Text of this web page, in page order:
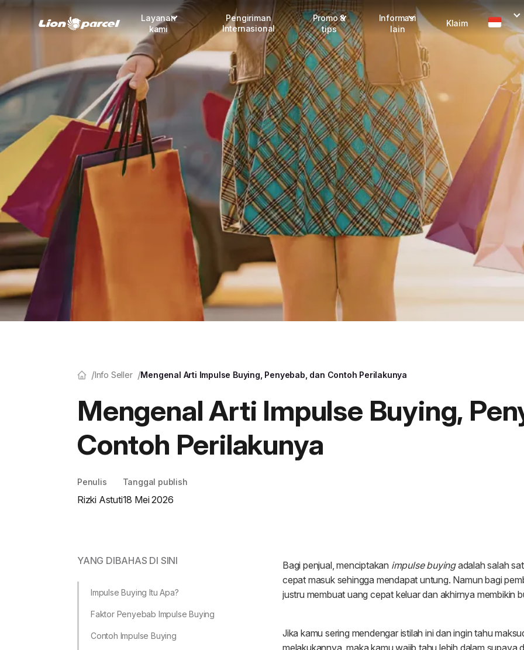
Layanan
kami
Pengiriman
COD
Fulfillment
Korporasi
Daftar jadi Mitra
Lacak pendaftaran Mitra
Pengiriman
Internasional
Promo &
tips
Promo terbaru
Info seller
Info mitra
Informasi
lain
Dangerous Goods
Karantina
FAQ
Tentang kami
Karir
Klaim
Info Seller Mengenal Arti Impulse Buying, Penyebab, dan Contoh Perilakunya
Mengenal Arti Impulse Buying,
Contoh Perilakunya
Penulis
Rizki Astuti
Tanggal publish
18 Mei 2026
YANG DIBAHAS DI SINI
Impulse Buying Itu Apa?
Faktor Penyebab Impulse Buying
Contoh Impulse Buying